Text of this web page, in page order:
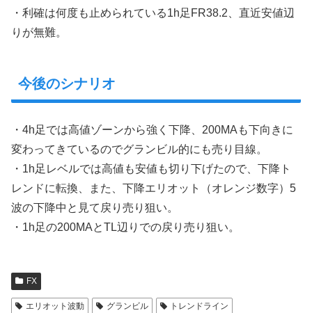
・利確は何度も止められている1h足FR38.2、直近安値辺
りが無難。
今後のシナリオ
・4h足では高値ゾーンから強く下降、200MAも下向きに
変わってきているのでグランビル的にも売り目線。
・1h足レベルでは高値も安値も切り下げたので、下降ト
レンドに転換、また、下降エリオット（オレンジ数字）5
波の下降中と見て戻り売り狙い。
・1h足の200MAとTL辺りでの戻り売り狙い。
FX
エリオット波動 グランビル トレンドライン